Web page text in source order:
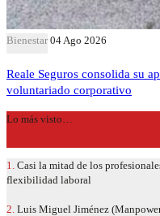
Bienestar 04 Ago 2026
Reale Seguros consolida su
voluntariado corporativo
Lo más visto…
1. Casi la mitad de los
flexibilidad laboral
2. Luis Miguel Jiménez